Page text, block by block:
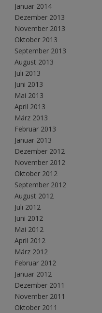
Januar 2014
Dezember 2013
November 2013
Oktober 2013
September 2013
August 2013
Juli 2013
Juni 2013
Mai 2013
April 2013
März 2013
Februar 2013
Januar 2013
Dezember 2012
November 2012
Oktober 2012
September 2012
August 2012
Juli 2012
Juni 2012
Mai 2012
April 2012
März 2012
Februar 2012
Januar 2012
Dezember 2011
November 2011
Oktober 2011